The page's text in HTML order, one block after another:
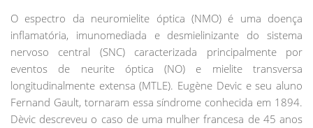
O espectro da neuromielite óptica (NMO) é uma doença
inflamatória, imunomediada e desmielinizante do sistema
nervoso central (SNC) caracterizada principalmente por
eventos de neurite óptica (NO) e mielite transversa
longitudinalmente extensa (MTLE). Eugène Devic e seu aluno
Fernand Gault, tornaram essa síndrome conhecida em 1894.
Dèvic descreveu o caso de uma mulher francesa de 45 anos